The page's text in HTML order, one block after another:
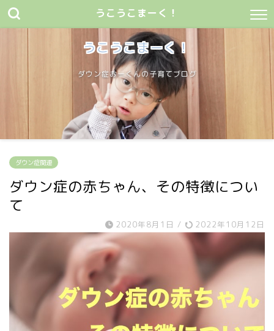
うこうこまーく！
うこうこまーく！
ダウン症おーくんの子育てブログ
ダウン症関連
ダウン症の赤ちゃん、その特徴につい
て
2020年8月1日 / 2022年10月12日